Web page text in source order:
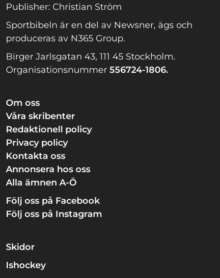
Publisher: Christian Ström
Sportbibeln är en del av Newsner, ägs och
produceras av N365 Group.
Birger Jarlsgatan 43, 111 45 Stockholm.
Organisationsnummer 556724-1806.
Om oss
Våra skribenter
Redaktionell policy
Privacy policy
Kontakta oss
Annonsera hos oss
Alla ämnen A-Ö
Följ oss på Facebook
Följ oss på Instagram
Skidor
Ishockey